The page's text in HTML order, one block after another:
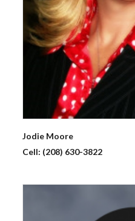
Jodie Moore
Cell: (208) 630-3822